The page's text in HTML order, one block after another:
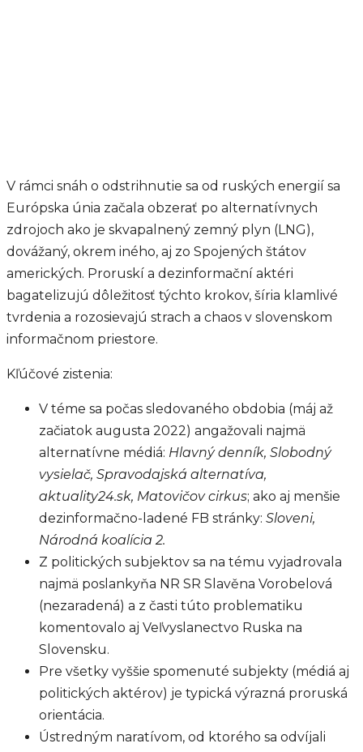
V rámci snáh o odstrihnutie sa od ruských energií sa
Európska únia začala obzerať po alternatívnych
zdrojoch ako je skvapalnený zemný plyn (LNG),
dovážaný, okrem iného, aj zo Spojených štátov
amerických. Proruskí a dezinformační aktéri
bagatelizujú dôležitosť týchto krokov, šíria klamlivé
tvrdenia a rozosievajú strach a chaos v slovenskom
informačnom priestore.
Kľúčové zistenia:
V téme sa počas sledovaného obdobia (máj až
začiatok augusta 2022) angažovali najmä
alternatívne médiá: Hlavný denník, Slobodný
vysielač, Spravodajská alternatíva,
aktuality24.sk, Matovičov cirkus; ako aj menšie
dezinformačno-ladené FB stránky: Sloveni,
Národná koalícia 2.
Z politických subjektov sa na tému vyjadrovala
najmä poslankyňa NR SR Slavěna Vorobelová
(nezaradená) a z časti túto problematiku
komentovalo aj Veľvyslanectvo Ruska na
Slovensku.
Pre všetky vyššie spomenuté subjekty (médiá aj
politických aktérov) je typická výrazná proruská
orientácia.
Ústredným naratívom, od ktorého sa odvíjali